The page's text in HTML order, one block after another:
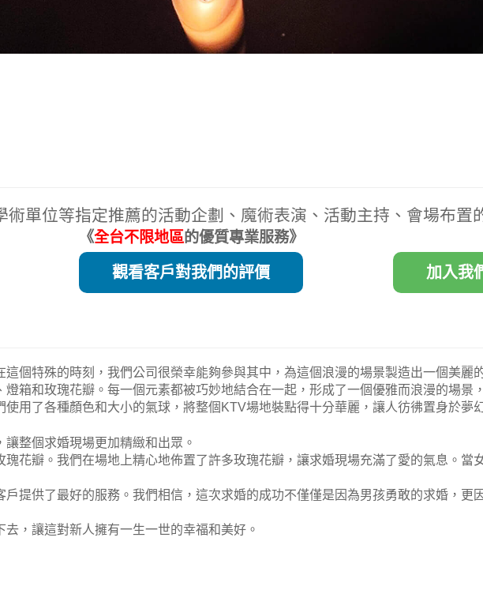
術單位等指定推薦的活動企劃、魔術表演、活動主持、會場布置
《全台不限地區的優質專業服務》
觀看客戶對我們的評價 加入我
個特殊的時刻，我們公司很榮幸能夠參與其中，為這個浪漫的場景製造出一個美麗
箱和玫瑰花瓣。每一個元素都被巧妙地結合在一起，形成了一個優雅而浪漫的場景
用了各種顏色和大小的氣球，將整個KTV場地裝點得十分華麗，讓人彷彿置身於夢
整個求婚現場更加精緻和出眾。
花瓣。我們在場地上精心地佈置了許多玫瑰花瓣，讓求婚現場充滿了愛的氣息。當
提供了最好的服務。我們相信，這次求婚的成功不僅僅是因為男孩勇敢的求婚，更
，讓這對新人擁有一生一世的幸福和美好。